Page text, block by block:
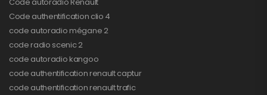
Code authentification clio 4
code autoradio mégane 2
code radio scenic 2
code autoradio kangoo
code authentification renault captur
code authentification renault trafic